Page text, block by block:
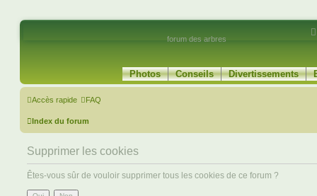
forum des arbres
Photos Conseils Divertissements
Accès rapide FAQ
Index du forum
Supprimer les cookies
Êtes-vous sûr de vouloir supprimer tous les cookies de ce forum ?